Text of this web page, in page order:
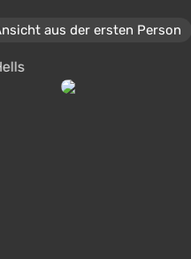
aus der ersten Person